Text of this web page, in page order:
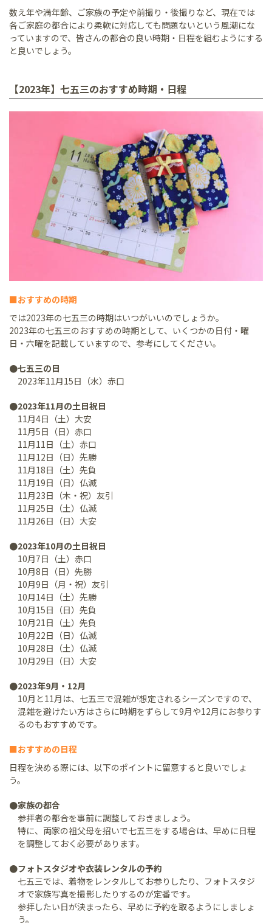
数え年や満年齢、ご家族の予定や前撮り・後撮りなど、現在では
各ご家庭の都合により柔軟に対応しても問題ないという風潮にな
っていますので、皆さんの都合の良い時期・日程を組むようにする
と良いでしょう。
【2023年】七五三のおすすめ時期・日程
■おすすめの時期
では2023年の七五三の時期はいつがいいのでしょうか。
2023年の七五三のおすすめの時期として、いくつかの日付・曜
日・六曜を記載していますので、参考にしてください。
●七五三の日
2023年11月15日（水）赤口
●2023年11月の土日祝日
11月4日（土）大安
11月5日（日）赤口
11月11日（土）赤口
11月12日（日）先勝
11月18日（土）先負
11月19日（日）仏滅
11月23日（木・祝）友引
11月25日（土）仏滅
11月26日（日）大安
●2023年10月の土日祝日
10月7日（土）赤口
10月8日（日）先勝
10月9日（月・祝）友引
10月14日（土）先勝
10月15日（日）先負
10月21日（土）先負
10月22日（日）仏滅
10月28日（土）仏滅
10月29日（日）大安
●2023年9月・12月
10月と11月は、七五三で混雑が想定されるシーズンですので、
混雑を避けたい方はさらに時期をずらして9月や12月にお参りす
るのもおすすめです。
■おすすめの日程
日程を決める際には、以下のポイントに留意すると良いでしょ
う。
●家族の都合
参拝者の都合を事前に調整しておきましょう。
特に、両家の祖父母を招いで七五三をする場合は、早めに日程
を調整しておく必要があります。
●フォトスタジオや衣装レンタルの予約
七五三では、着物をレンタルしてお参りしたり、フォトスタジ
オで家族写真を撮影したりするのが定番です。
参拝したい日が決まったら、早めに予約を取るようにしましょ
う。